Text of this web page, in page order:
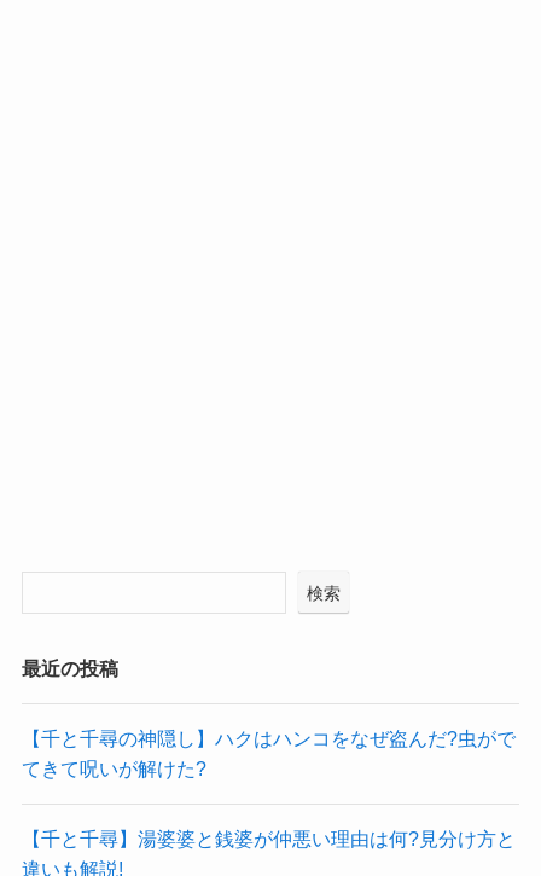
検索
最近の投稿
【千と千尋の神隠し】ハクはハンコをなぜ盗んだ?虫がで
てきて呪いが解けた?
【千と千尋】湯婆婆と銭婆が仲悪い理由は何?見分け方と
違いも解説!